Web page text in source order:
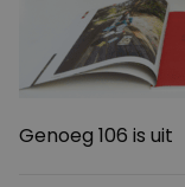
Genoeg 106 is uit